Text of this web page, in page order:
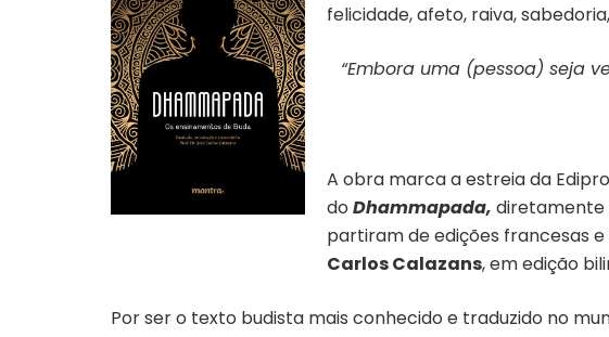
felicidade, afeto, raiva,
“Embora uma (pessoa) seja
A obra marca a estreia da
do Dhammapada, diretamente
partiram de edições francesas
Carlos Calazans, em edição
Por ser o texto budista mais conhecido e traduzido no